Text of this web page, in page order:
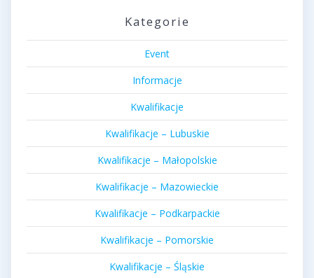
Kategorie
Event
Informacje
Kwalifikacje
Kwalifikacje – Lubuskie
Kwalifikacje – Małopolskie
Kwalifikacje – Mazowieckie
Kwalifikacje – Podkarpackie
Kwalifikacje – Pomorskie
Kwalifikacje – Śląskie